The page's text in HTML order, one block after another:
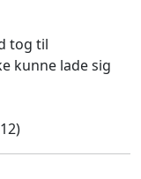
tog til
kunne lade sig